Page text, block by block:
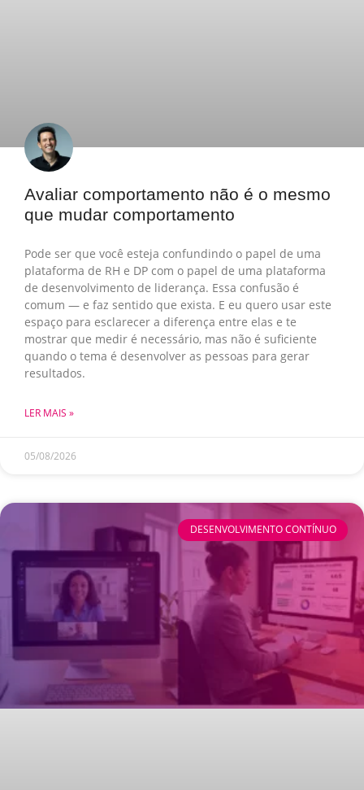
Avaliar comportamento não é o mesmo
que mudar comportamento
Pode ser que você esteja confundindo o papel de uma
plataforma de RH e DP com o papel de uma plataforma
de desenvolvimento de liderança. Essa confusão é
comum — e faz sentido que exista. E eu quero usar este
espaço para esclarecer a diferença entre elas e te
mostrar que medir é necessário, mas não é suficiente
quando o tema é desenvolver as pessoas para gerar
resultados.
LER MAIS »
05/08/2026
DESENVOLVIMENTO CONTÍNUO